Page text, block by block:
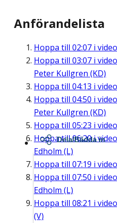
Anförandelista
Hoppa till 02:07 i
Hoppa till 03:07 i
Peter Kullgren (KD)
Hoppa till 04:13 i
Hoppa till 04:50 i
Peter Kullgren (KD)
Hoppa till 05:23 i
Hoppa till06:20i
Edholm (L)
Hoppa till 07:19 i
Hoppa till 07:50 i
Edholm (L)
Hoppa till 08:21 i
(V)
Dela/Bädda in